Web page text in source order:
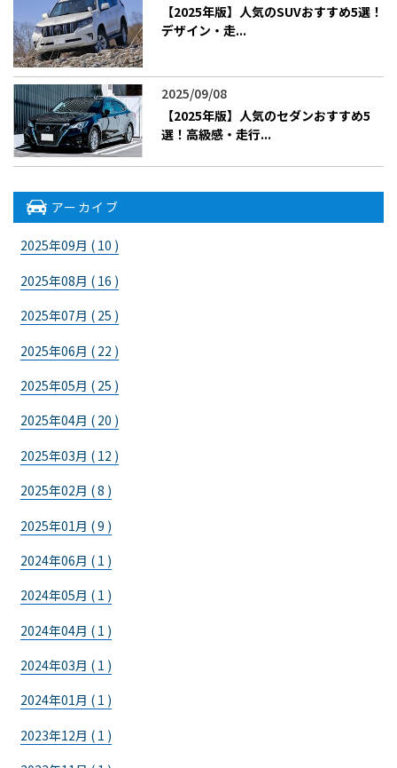
【2025年版】人気のSUVおすすめ5選！
デザイン・走...
2025/09/08
【2025年版】人気のセダンおすすめ5
選！高級感・走行...
アーカイブ
2025年09月 ( 10 )
2025年08月 ( 16 )
2025年07月 ( 25 )
2025年06月 ( 22 )
2025年05月 ( 25 )
2025年04月 ( 20 )
2025年03月 ( 12 )
2025年02月 ( 8 )
2025年01月 ( 9 )
2024年06月 ( 1 )
2024年05月 ( 1 )
2024年04月 ( 1 )
2024年03月 ( 1 )
2024年01月 ( 1 )
2023年12月 ( 1 )